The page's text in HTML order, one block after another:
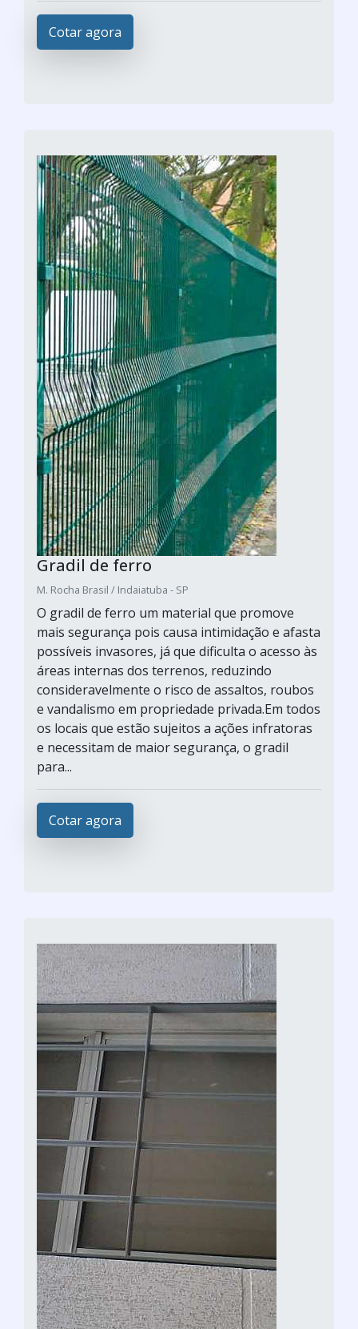
Cotar agora
Gradil de ferro
M. Rocha Brasil / Indaiatuba - SP
O gradil de ferro um material que promove
mais segurança pois causa intimidação e afasta
possíveis invasores, já que dificulta o acesso às
áreas internas dos terrenos, reduzindo
consideravelmente o risco de assaltos, roubos
e vandalismo em propriedade privada.Em todos
os locais que estão sujeitos a ações infratoras
e necessitam de maior segurança, o gradil
para...
Cotar agora